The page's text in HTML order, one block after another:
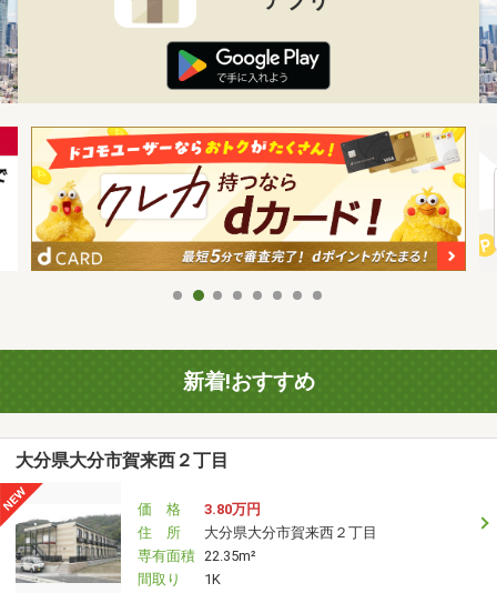
新着!おすすめ
大分県大分市賀来西２丁目
価 格
3.80万円
住 所
大分県大分市賀来西２丁目
専有面積 22.35m²
間取り
1K